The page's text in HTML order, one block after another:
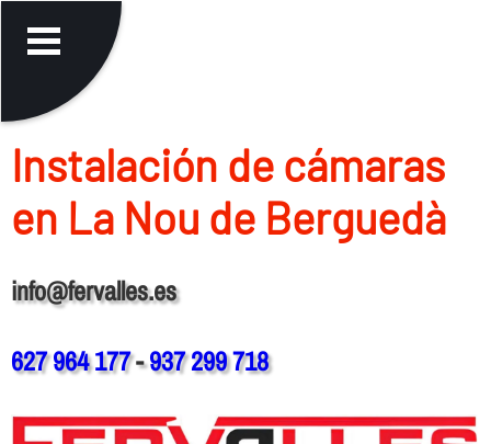
Instalación de cámaras
en La Nou de Berguedà
info@fervalles.es
627 964 177-937 299 718